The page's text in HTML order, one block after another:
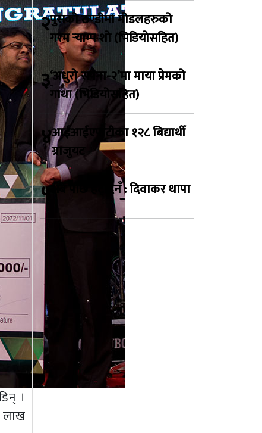
।
लाख
२पुसको ठण्डीमा मोडलहरुको
गरम र्‍याम्प शो (भिडियोसहित)
३‘अधुरो सपना-२’मा माया प्रेमको
गाथा (भिडियोसहित)
४आईआईएफटीका १२८ बिद्यार्थी
ग्राजुयट
५अब पछि हट्दिनँ : दिवाकर थापा